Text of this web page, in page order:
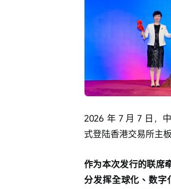
2026 年 7 月 7 日，
式登陆香港交易所主
作为本次发行的联席
分发挥全球化、数字